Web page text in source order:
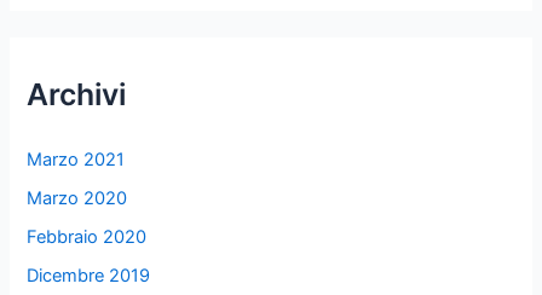
Archivi
Marzo 2021
Marzo 2020
Febbraio 2020
Dicembre 2019